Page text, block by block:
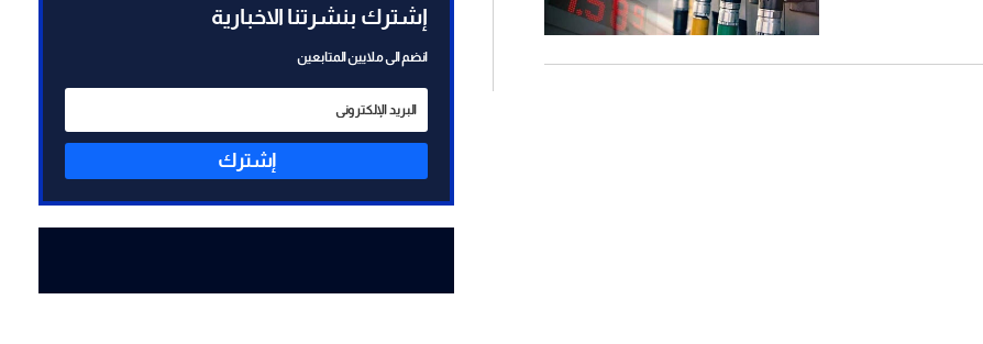
إشترك بنشرتنا الاخبارية
انضم الى ملايين المتابعين
إشترك